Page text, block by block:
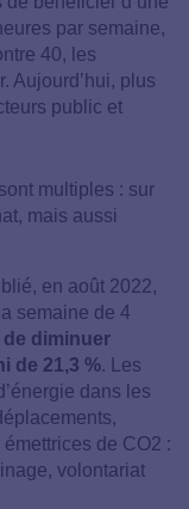
par semaine,
40, les
Aujourd’hui, plus
public et
multiples : sur
mais aussi
en août 2022,
semaine de 4
diminuer
de 21,3 %. Les
dans les
de CO2 :
volontariat